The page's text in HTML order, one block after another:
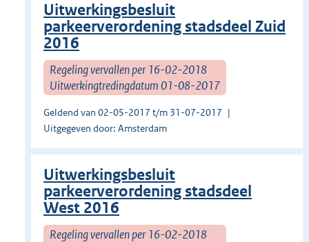
Uitwerkingsbesluit
parkeerverordening stadsdeel Zuid
2016
Regeling vervallen per 16-02-2018
Uitwerkingtredingdatum 01-08-2017
Geldend van 02-05-2017 t/m 31-07-2017
Uitgegeven door: Amsterdam
Uitwerkingsbesluit
parkeerverordening stadsdeel
West 2016
Regeling vervallen per 16-02-2018